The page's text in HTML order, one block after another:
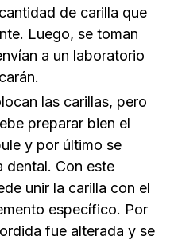
de carilla que
Luego, se toman
a un laboratorio
las carillas, pero
preparar bien el
y por último se
dental. Con este
unir la carilla con el
específico. Por
fue alterada y se